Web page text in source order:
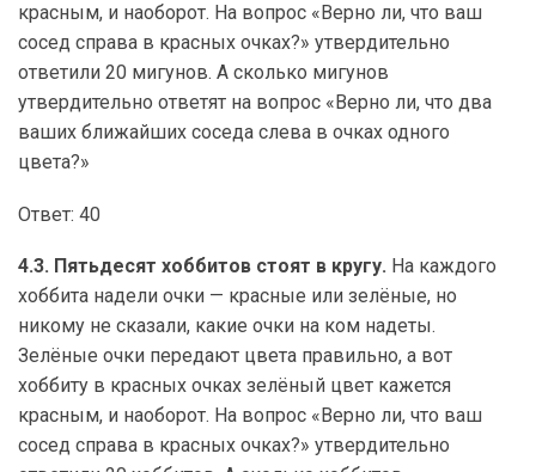
красным, и наоборот. На вопрос «Верно ли, что ваш
сосед справа в красных очках?» утвердительно
ответили 20 мигунов. А сколько мигунов
утвердительно ответят на вопрос «Верно ли, что два
ваших ближайших соседа слева в очках одного
цвета?»
Ответ: 40
4.3. Пятьдесят хоббитов стоят в кругу. На каждого
хоббита надели очки — красные или зелёные, но
никому не сказали, какие очки на ком надеты.
Зелёные очки передают цвета правильно, а вот
хоббиту в красных очках зелёный цвет кажется
красным, и наоборот. На вопрос «Верно ли, что ваш
сосед справа в красных очках?» утвердительно